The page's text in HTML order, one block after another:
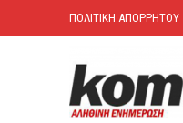
ΠΟΛΙΤΙΚΗ ΑΠΟΡΡΗΤΟΥ